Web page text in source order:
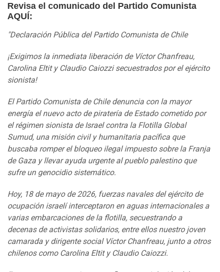
Revisa el comunicado del Partido Comunista
AQUÍ:
"Declaración Pública del Partido Comunista de Chile
¡Exigimos la inmediata liberación de Víctor Chanfreau,
Carolina Eltit y Claudio Caiozzi secuestrados por el ejército
sionista!
El Partido Comunista de Chile denuncia con la mayor
energía el nuevo acto de piratería de Estado cometido por
el régimen sionista de Israel contra la Flotilla Global
Sumud, una misión civil y humanitaria pacífica que
buscaba romper el bloqueo ilegal impuesto sobre la Franja
de Gaza y llevar ayuda urgente al pueblo palestino que
sufre un genocidio sistemático.
Hoy, 18 de mayo de 2026, fuerzas navales del ejército de
ocupación israelí interceptaron en aguas internacionales a
varias embarcaciones de la flotilla, secuestrando a
decenas de activistas solidarios, entre ellos nuestro joven
camarada y dirigente social Víctor Chanfreau, junto a otros
chilenos como Carolina Eltit y Claudio Caiozzi.